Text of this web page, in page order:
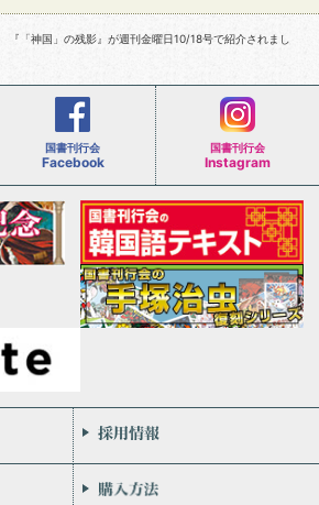
『「神国」の残影』が週刊金曜日10/18号で紹介されまし
国書刊行会
Facebook
国書刊行会
Instagram
会社案内
お問い合わせ